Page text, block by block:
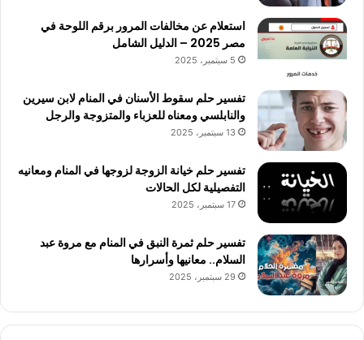
استعلام عن مخالفات المرور برقم اللوحة في
مصر 2025 – الدليل الشامل
5 سبتمبر، 2025
تفسير حلم سقوط الأسنان في المنام لابن سيرين
والنابلسي ومعناه للعزباء والمتزوجة والرجل
13 سبتمبر، 2025
تفسير حلم خيانة الزوجة لزوجها في المنام ومعانيه
التفصيلية لكل الحالات
17 سبتمبر، 2025
تفسير حلم ثمرة النبق في المنام مع مروة عبد
السلام.. معانيها وأسرارها
29 سبتمبر، 2025